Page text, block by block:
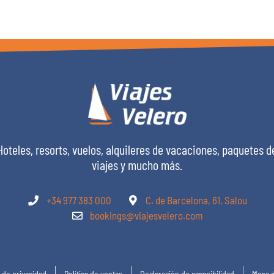
resorts, vuelos, alquileres de vacaciones, paquetes
viajes y mucho más.
+34 977 383 000
C. de Barcelona, 61, Salou
bookings@viajesvelero.com